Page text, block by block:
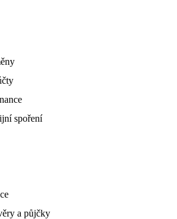
spoření
a půjčky